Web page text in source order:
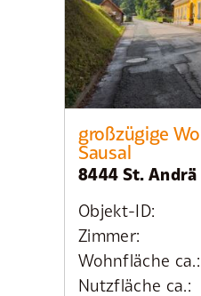
großzügige
Sausal
8444 St. Andrä
Objekt-ID:
Zimmer:
Wohnfläche ca.:
Nutzfläche ca.: